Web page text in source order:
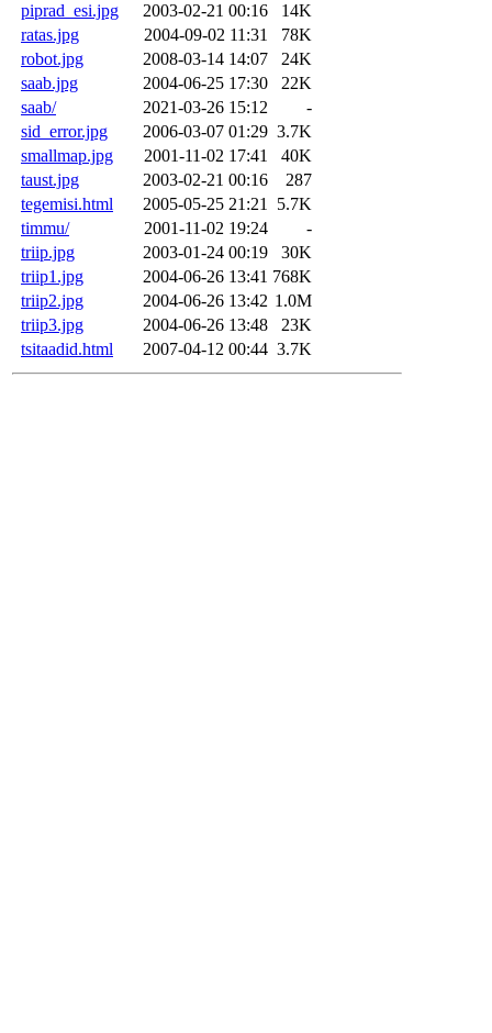
piprad_esi.jpg
2003-02-21 00:16
14K
ratas.jpg
2004-09-02 11:31
78K
robot.jpg
2008-03-14 14:07
24K
saab.jpg
2004-06-25 17:30
22K
saab/
2021-03-26 15:12
-
sid_error.jpg
2006-03-07 01:29 3.7K
smallmap.jpg
2001-11-02 17:41
40K
taust.jpg
2003-02-21 00:16
287
tegemisi.html
2005-05-25 21:21
5.7K
timmu/
2001-11-02 19:24
-
triip.jpg
2003-01-24 00:19
30K
triip1.jpg
2004-06-26 13:41 768K
triip2.jpg
2004-06-26 13:42 1.0M
triip3.jpg
2004-06-26 13:48
23K
tsitaadid.html
2007-04-12 00:44 3.7K